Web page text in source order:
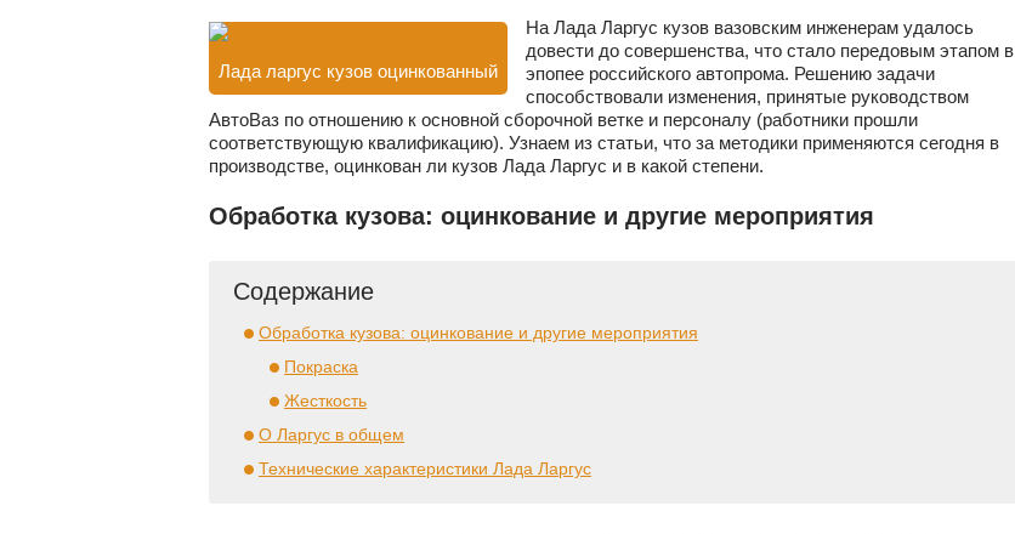
Лада ларгус кузов оцинкованный
На Лада Ларгус кузов вазовским инженерам удалось
довести до совершенства, что стало передовым этапом в
эпопее российского автопрома. Решению задачи
способствовали изменения, принятые руководством
АвтоВаз по отношению к основной сборочной ветке и персоналу (работники прошли
соответствующую квалификацию). Узнаем из статьи, что за методики применяются сегодня в
производстве, оцинкован ли кузов Лада Ларгус и в какой степени.
Обработка кузова: оцинкование и другие мероприятия
Содержание
Обработка кузова: оцинкование и другие мероприятия
Покраска
Жесткость
О Ларгус в общем
Технические характеристики Лада Ларгус